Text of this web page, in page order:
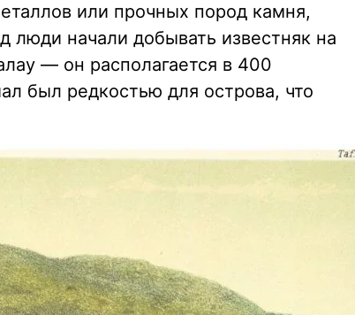
или прочных пород камня,
люди начали добывать известняк на
— он располагается в 400
был редкостью для острова, что